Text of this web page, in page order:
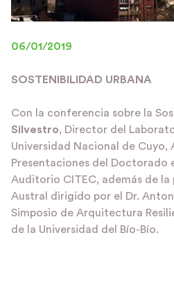
06/01/2019
SOSTENIBILIDAD URBANA
Con la conferencia sobre la
Silvestro, Director del
Universidad Nacional de
Presentaciones del Doctorado
Auditorio CITEC, además de
Austral dirigido por el Dr.
Simposio de Arquitectura
de la Universidad del Bío-Bío.